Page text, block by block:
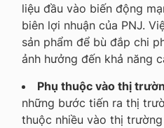
liệu đầu vào biến động
biên lợi nhuận của PNJ.
sản phẩm để bù đắp chi
ảnh hưởng đến khả năng
Phụ thuộc vào thị
những bước tiến ra thị
thuộc nhiều vào thị